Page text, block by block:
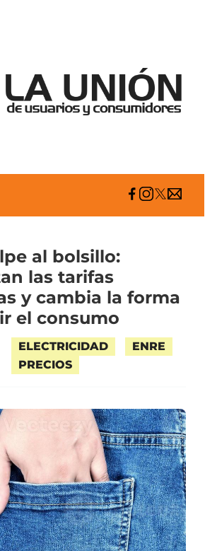
al bolsillo:
las tarifas
y cambia la forma
el consumo
ELECTRICIDAD
ENRE
PRECIOS